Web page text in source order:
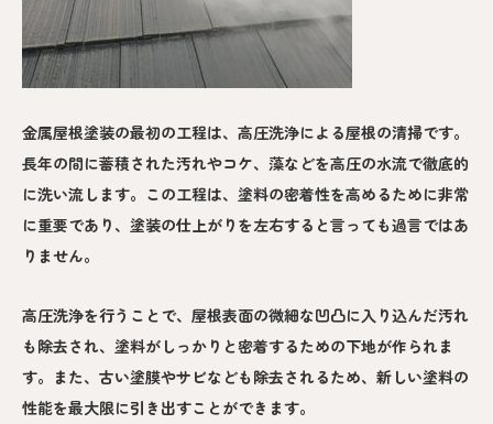
金属屋根塗装の最初の工程は、高圧洗浄による屋根の清掃です。
長年の間に蓄積された汚れやコケ、藻などを高圧の水流で徹底的
に洗い流します。この工程は、塗料の密着性を高めるために非常
に重要であり、塗装の仕上がりを左右すると言っても過言ではあ
りません。
高圧洗浄を行うことで、屋根表面の微細な凹凸に入り込んだ汚れ
も除去され、塗料がしっかりと密着するための下地が作られま
す。また、古い塗膜やサビなども除去されるため、新しい塗料の
性能を最大限に引き出すことができます。